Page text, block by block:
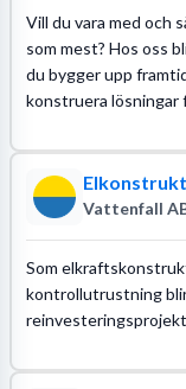
Vill du vara med och
som mest? Hos oss
du bygger upp
konstruera
Vattenfall
Som
kontrollutrustning